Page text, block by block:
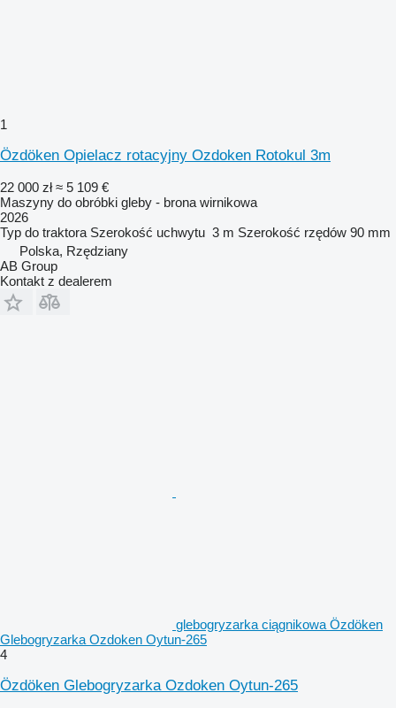
1
Özdöken Opielacz rotacyjny Ozdoken Rotokul 3m
22 000 zł ≈ 5 109 €
Maszyny do obróbki gleby - brona wirnikowa
2026
Typ do traktora Szerokość uchwytu 3 m Szerokość rzędów 90 mm
Polska, Rzędziany
AB Group
Kontakt z dealerem
glebogryzarka ciągnikowa Özdöken
Glebogryzarka Ozdoken Oytun-265
4
Özdöken Glebogryzarka Ozdoken Oytun-265